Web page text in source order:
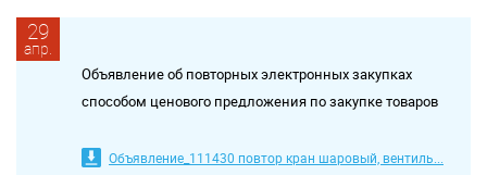
29
апр.
Объявление об повторных электронных закупках
способом ценового предложения по закупке товаров
Объявление_111430 повтор кран шаровый, вентиль...